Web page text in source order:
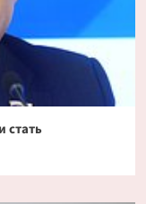
стать